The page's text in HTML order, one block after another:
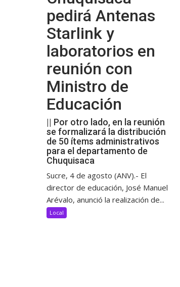
pedirá Antenas
Starlink y
laboratorios en
reunión con
Ministro de
Educación
|| Por otro lado, en la reunión
se formalizará la distribución
de 50 ítems administrativos
para el departamento de
Chuquisaca
Sucre, 4 de agosto (ANV).- El
director de educación, José Manuel
Arévalo, anunció la realización de...
Local